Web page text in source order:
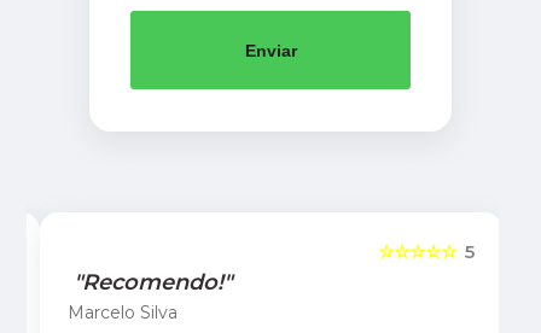
Enviar
5
☆☆☆☆☆
"Recomendo!"
Marcelo Silva